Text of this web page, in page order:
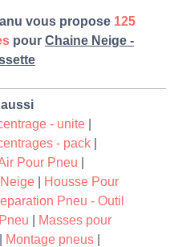
vous propose 125
pour Chaine Neige -
- unite
- pack
Pour Pneu
Housse Pour
Pneu - Outil
Masses pour
Montage pneus